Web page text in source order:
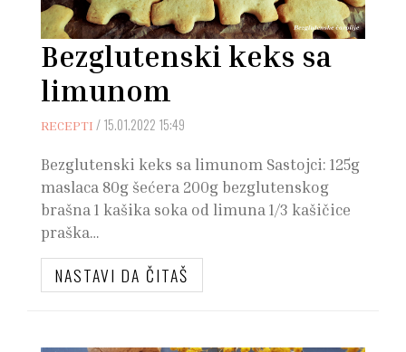
Bezglutenski keks sa
limunom
RECEPTI /15.01.2022 15:49
Bezglutenski keks sa limunom Sastojci: 125g
maslaca 80g šećera 200g bezglutenskog
brašna 1 kašika soka od limuna 1/3 kašičice
praška…
NASTAVI DA ČITAŠ